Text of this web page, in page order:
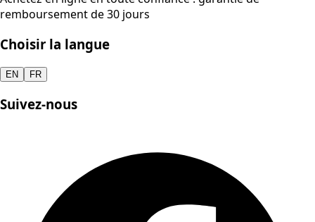
remboursement de 30 jours
Choisir la langue
EN FR
Suivez-nous